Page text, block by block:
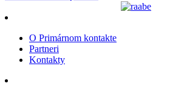
O Primárnom kontakte
Partneri
Kontakty